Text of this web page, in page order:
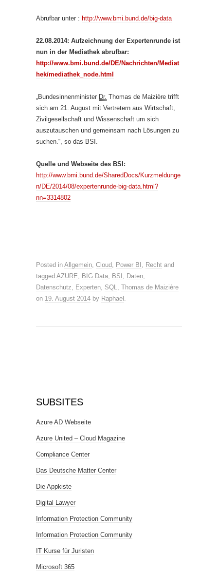
Abrufbar unter : http://www.bmi.bund.de/big-data
22.08.2014: Aufzeichnung der Expertenrunde ist
nun in der Mediathek abrufbar:
http://www.bmi.bund.de/DE/Nachrichten/Mediat
hek/mediathek_node.html
„Bundesinnenminister Dr. Thomas de Maizière trifft
sich am 21. August mit Vertretern aus Wirtschaft,
Zivilgesellschaft und Wissenschaft um sich
auszutauschen und gemeinsam nach Lösungen zu
suchen.“, so das BSI.
Quelle und Webseite des BSI:
http://www.bmi.bund.de/SharedDocs/Kurzmeldunge
n/DE/2014/08/expertenrunde-big-data.html?
nn=3314802
Posted in Allgemein, Cloud, Power BI , Recht and
tagged AZURE, BIG Data, BSI , Daten,
Datenschutz, Experten, SQL, Thomas de Maizière
on 19. August 2014 by Raphael .
SUBSITES
Azure AD Webseite
Azure United – Cloud Magazine
Compliance Center
Das Deutsche Matter Center
Die Appkiste
Digital Lawyer
Information Protection Community
Information Protection Community
IT Kurse für Juristen
Microsoft 365